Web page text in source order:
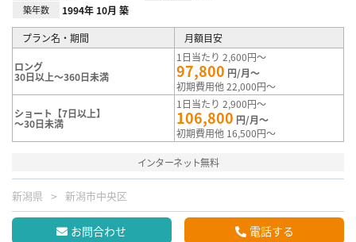
築年数 1994年 10月 築
プラン名・期間 月額目安
ロング
30日以上～360日未満
1日当たり 2,600円～
97,800 円/月～
初期費用他 22,000円～
ショート【7日以上】
～30日未満
1日当たり 2,900円～
106,800 円/月～
初期費用他 16,500円～
インターネット無料
新潟県 新潟市中央区
お問合わせ 電話する